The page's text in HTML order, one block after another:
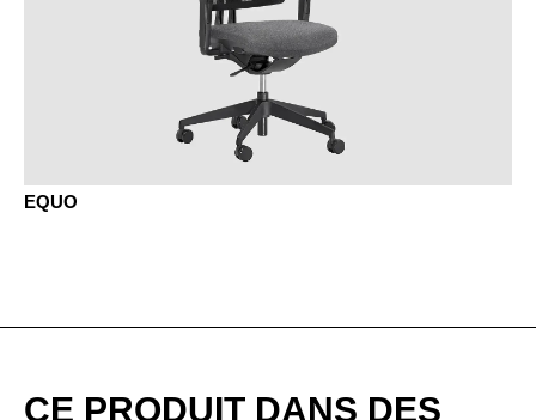
EQUO
CE PRODUIT DANS DES